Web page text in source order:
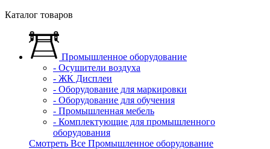
Каталог товаров
Промышленное оборудование
- Осушители воздуха
- ЖК Дисплеи
- Оборудование для маркировки
- Оборудование для обучения
- Промышленная мебель
- Комплектующие для промышленного
оборудования
Смотреть Все Промышленное оборудование